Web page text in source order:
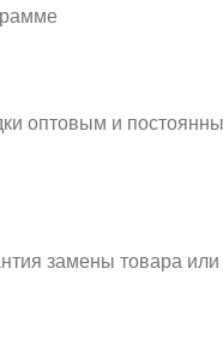
оптовым и
замены товара